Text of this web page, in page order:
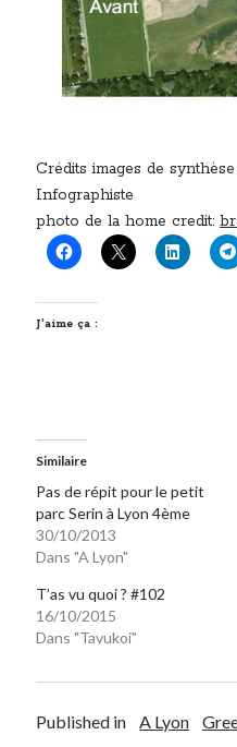
Crédits images de
Infographiste
photo de la home credit:
J’aime ça :
Similaire
Pas de répit pour le petit
parc Serin à Lyon 4ème
30/10/2013
Dans "A Lyon"
T’as vu quoi ? #102
16/10/2015
Dans "Tavukoi"
Published in A Lyon